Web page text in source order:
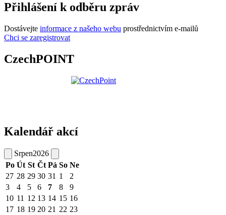
Přihlášení k odběru zpráv
Dostávejte informace z našeho webu prostřednictvím e-mailů
Chci se zaregistrovat
CzechPOINT
Kalendář akcí
Srpen2026
Po Út St Čt Pá So Ne
27 28 29 30 31 1
2
3
4 5 6 7 8
9
10 11 12 13 14 15 16
17 18 19 20 21 22 23